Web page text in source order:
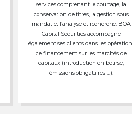
services comprenant le courtage, la
conservation de titres, la gestion sous
mandat et l’analyse et recherche. BOA
Capital Securities accompagne
également ses clients dans les
de financement sur les marchés de
capitaux (introduction en bourse,
émissions obligataires …).